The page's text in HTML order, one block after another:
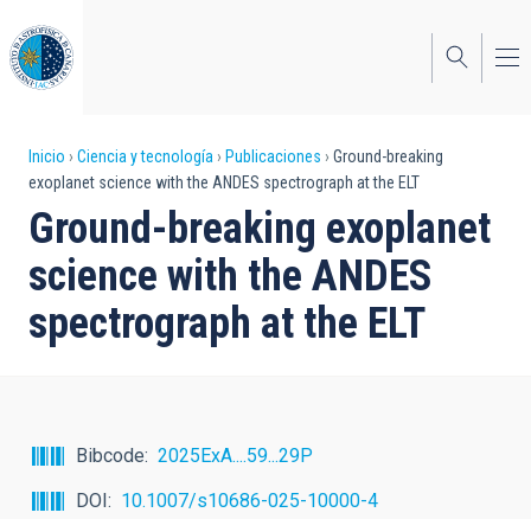
al
contenido
principal
Sobrescribir
enlaces
de
ayuda
a
Inicio Ciencia y tecnología Publicaciones
Ground-breaking
exoplanet science with the ANDES spectrograph at the ELT
Ground-breaking exoplanet
science with the ANDES
spectrograph at the ELT
Bibcode
2025ExA....59...29P
DOI
10.1007/s10686-025-10000-4